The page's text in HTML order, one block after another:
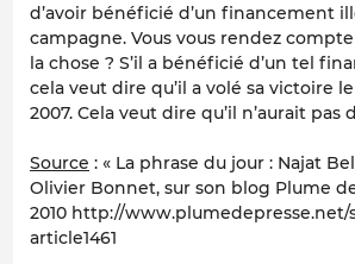
d’avoir bénéficié d’un financement
campagne. Vous vous rendez
la chose ? S’il a bénéficié d’un tel
cela veut dire qu’il a volé sa victoire
2007. Cela veut dire qu’il n’aurait
Source : « La phrase du jour : Najat
Olivier Bonnet, sur son blog Plume
2010 http://www.plumedepresse.net/
article1461